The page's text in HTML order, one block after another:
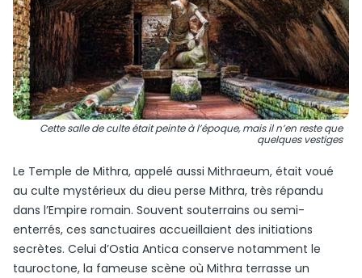
Cette salle de culte était peinte à l’époque, mais il n’en reste que
quelques vestiges
Le Temple de Mithra, appelé aussi Mithraeum, était voué
au culte mystérieux du dieu perse Mithra, très répandu
dans l’Empire romain. Souvent souterrains ou semi-
enterrés, ces sanctuaires accueillaient des initiations
secrètes. Celui d’Ostia Antica conserve notamment le
tauroctone, la fameuse scène où Mithra terrasse un